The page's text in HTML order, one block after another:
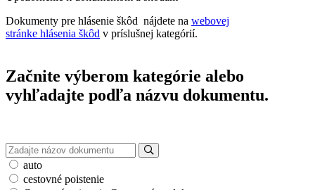
Dokumenty pre hlásenie škôd nájdete na webovej
stránke hlásenia škôd v príslušnej kategórií.
Začnite výberom kategórie alebo
vyhľadajte podľa názvu dokumentu.
Zadajte
názov
dokumentu
auto
cestovné poistenie